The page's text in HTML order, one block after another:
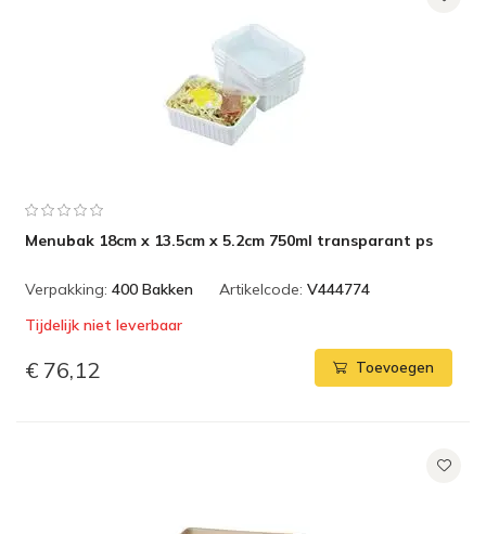
Menubak 18cm x 13.5cm x 5.2cm 750ml transparant ps
Verpakking: 400 Bakken Artikelcode: V444774
Tijdelijk niet leverbaar
€ 76,12 Toevoegen